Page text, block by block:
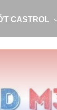
CASTROL